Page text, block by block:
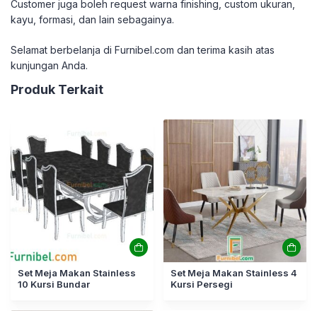
Customer juga boleh request warna finishing, custom ukuran,
kayu, formasi, dan lain sebagainya.
Selamat berbelanja di Furnibel.com dan terima kasih atas
kunjungan Anda.
Produk Terkait
Set Meja Makan Stainless
10 Kursi Bundar
Set Meja Makan Stainless 4
Kursi Persegi